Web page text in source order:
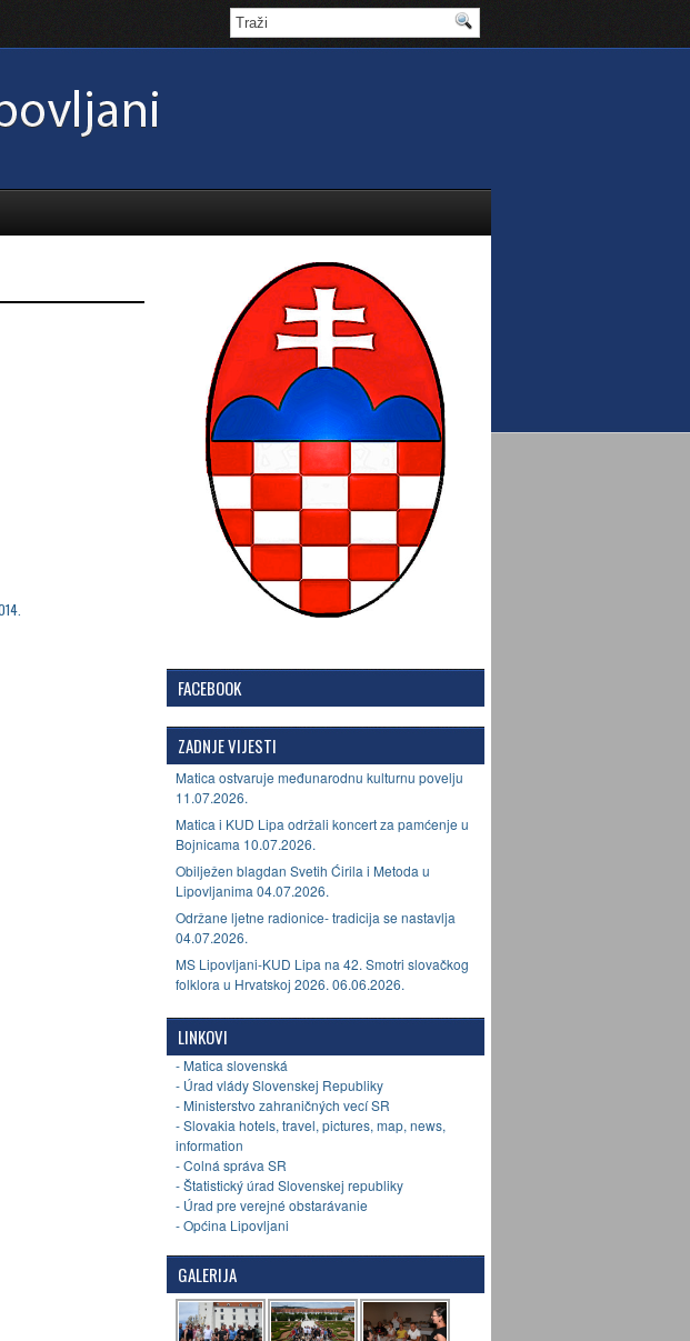
FACEBOOK
ZADNJE VIJESTI
Matica ostvaruje međunarodnu kulturnu povelju
11.07.2026.
Matica i KUD Lipa održali koncert za pamćenje u
Bojnicama 10.07.2026.
Obilježen blagdan Svetih Ćirila i Metoda u
Lipovljanima 04.07.2026.
Održane ljetne radionice- tradicija se nastavlja
04.07.2026.
MS Lipovljani-KUD Lipa na 42. Smotri slovačkog
folklora u Hrvatskoj 2026. 06.06.2026.
LINKOVI
- Matica slovenská
- Úrad vlády Slovenskej Republiky
- Ministerstvo zahraničných vecí SR
- Slovakia hotels, travel, pictures, map, news,
information
- Colná správa SR
- Štatistický úrad Slovenskej republiky
- Úrad pre verejné obstarávanie
- Općina Lipovljani
GALERIJA